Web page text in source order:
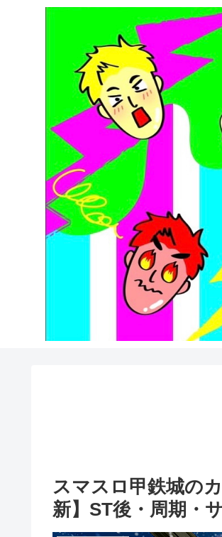
スマスロ甲鉄城の
新】ST後・周期・